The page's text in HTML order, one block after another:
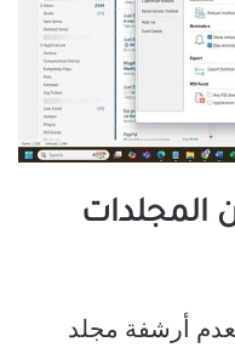
من المجلدات
أرشفة مجلد